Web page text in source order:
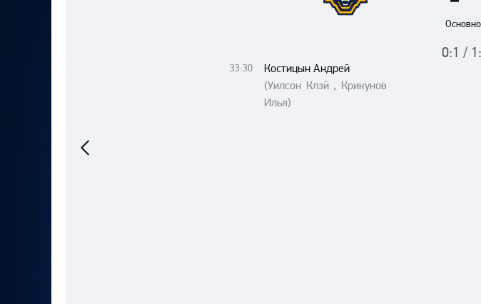
Шанхайские Драконы
Амур
0:1 /
33:30
Костицын Андрей
(Уилсон Клэй , Крикунов
Илья)
матч